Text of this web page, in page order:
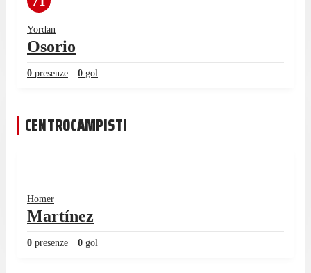
Yordan
Osorio
0 presenze 0 gol
CENTROCAMPISTI
Homer
Martínez
0 presenze 0 gol